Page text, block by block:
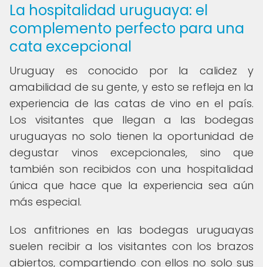
La hospitalidad uruguaya: el
complemento perfecto para una
cata excepcional
Uruguay es conocido por la calidez y
amabilidad de su gente, y esto se refleja en la
experiencia de las catas de vino en el país.
Los visitantes que llegan a las bodegas
uruguayas no solo tienen la oportunidad de
degustar vinos excepcionales, sino que
también son recibidos con una hospitalidad
única que hace que la experiencia sea aún
más especial.
Los anfitriones en las bodegas uruguayas
suelen recibir a los visitantes con los brazos
abiertos, compartiendo con ellos no solo sus